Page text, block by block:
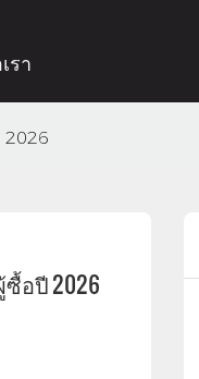
รา
2026
อปี 2026